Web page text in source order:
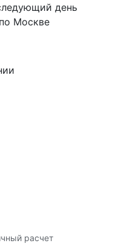
день
Москве
расчет